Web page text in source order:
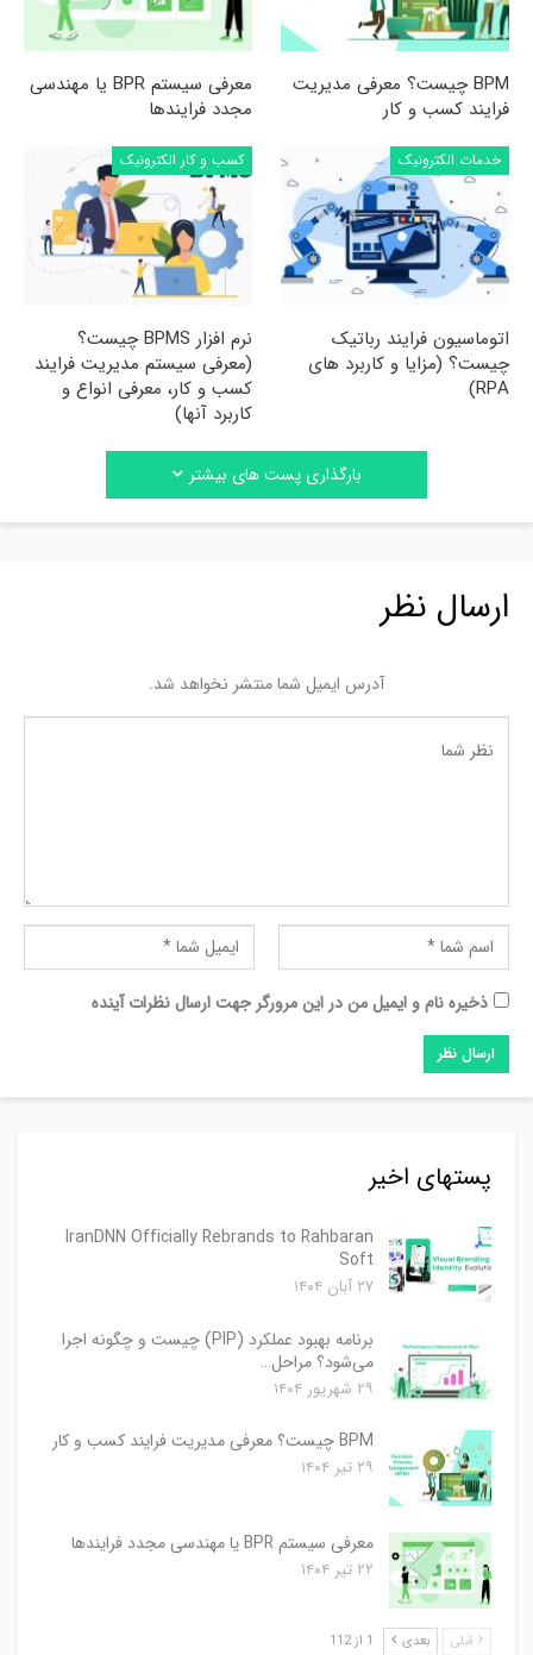
BPM چیست؟ معرفی مدیریت
فرایند کسب و کار
معرفی سیستم BPR یا مهندسی
مجدد فرایندها
خدمات الکترونیک
اتوماسیون فرایند رباتیک
چیست؟ (مزایا و کاربرد های
RPA)
کسب و کار الکترونیک
نرم افزار BPMS چیست؟
(معرفی سیستم مدیریت فرایند
کسب و کار، معرفی انواع و
کاربرد آنها)
بارگذاری پست های بیشتر
ارسال نظر
آدرس ایمیل شما منتشر نخواهد شد.
ذخیره نام و ایمیل من در این مرورگر جهت ارسال نظرات آینده
پستهای اخیر
IranDNN Officially Rebrands to Rahbaran
Soft
۲۷ آبان ۱۴۰۴
برنامه بهبود عملکرد (PIP) چیست و چگونه اجرا
می‌شود؟ مراحل…
۲۹ شهریور ۱۴۰۴
BPM چیست؟ معرفی مدیریت فرایند کسب و کار
۲۹ تیر ۱۴۰۴
معرفی سیستم BPR یا مهندسی مجدد فرایندها
۲۲ تیر ۱۴۰۴
قبلی بعدی 1 از 112